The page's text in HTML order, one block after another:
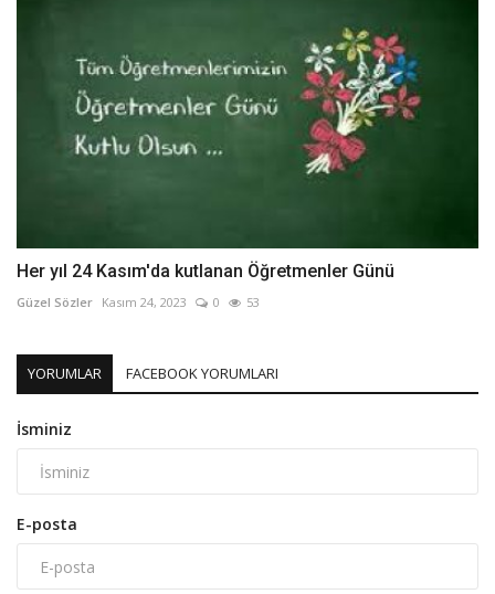
Her yıl 24 Kasım'da kutlanan Öğretmenler Günü
Güzel Sözler Kasım 24, 2023 0 53
YORUMLAR FACEBOOK YORUMLARI
İsminiz
E-posta